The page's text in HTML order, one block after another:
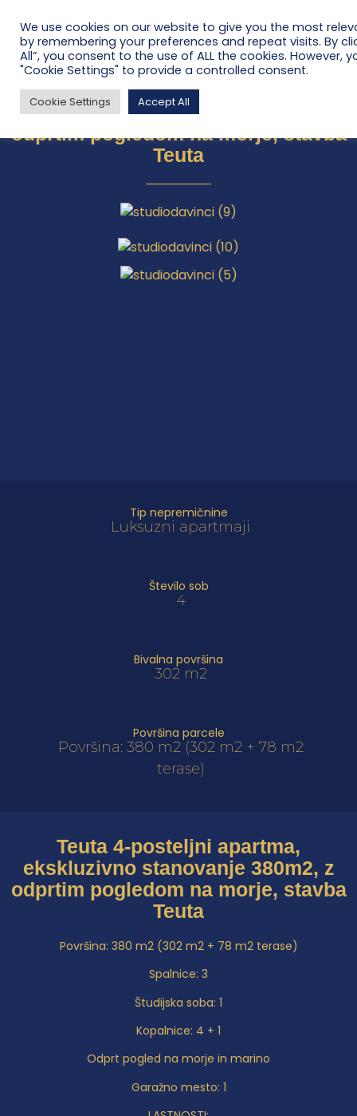
Teuta 4-posteljni apartma,
ekskluzivno stanovanje 380m2, z
odprtim pogledom na morje, stavba
Teuta
Tip nepremičnine
Luksuzni apartmaji
Število sob
4
Bivalna površina
302 m2
Površina parcele
Površina: 380 m2 (302 m2 + 78 m2
terase)
Teuta 4-posteljni apartma,
ekskluzivno stanovanje 380m2, z
odprtim pogledom na morje, stavba
Teuta
Površina: 380 m2 (302 m2 + 78 m2 terase)
Spalnice: 3
Študijska soba: 1
Kopalnice: 4 + 1
Odprt pogled na morje in marino
Garažno mesto: 1
We use cookies on our website to give you the most
by remembering your preferences and repeat visits. By
All”, you consent to the use of ALL the cookies. However,
"Cookie Settings" to provide a controlled consent.
Cookie Settings Accept All